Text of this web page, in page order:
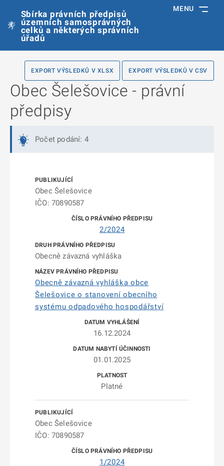
Sbírka právních předpisů
územních samosprávných
celků a některých správních
úřadů
MENU
EXPORT VÝSLEDKŮ V XLSX EXPORT VÝSLEDKŮ V CSV
Obec Šelešovice - právní
předpisy
Počet podání: 4
Obec Šelešovice
IČO: 70890587
2/2024
Obecně závazná vyhláška
Obecně závazná vyhláška obce
Šelešovice o stanovení obecního
systému odpadového hospodářství
16.12.2024
01.01.2025
Platné
Obec Šelešovice
IČO: 70890587
1/2024